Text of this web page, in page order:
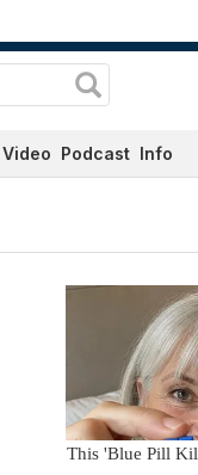
Video Podcast Info